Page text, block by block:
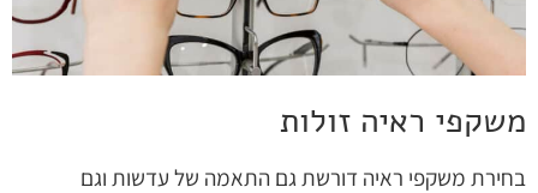
משקפי ראיה זולות
בחירת משקפי ראיה דורשת גם התאמה של עדשות וגם